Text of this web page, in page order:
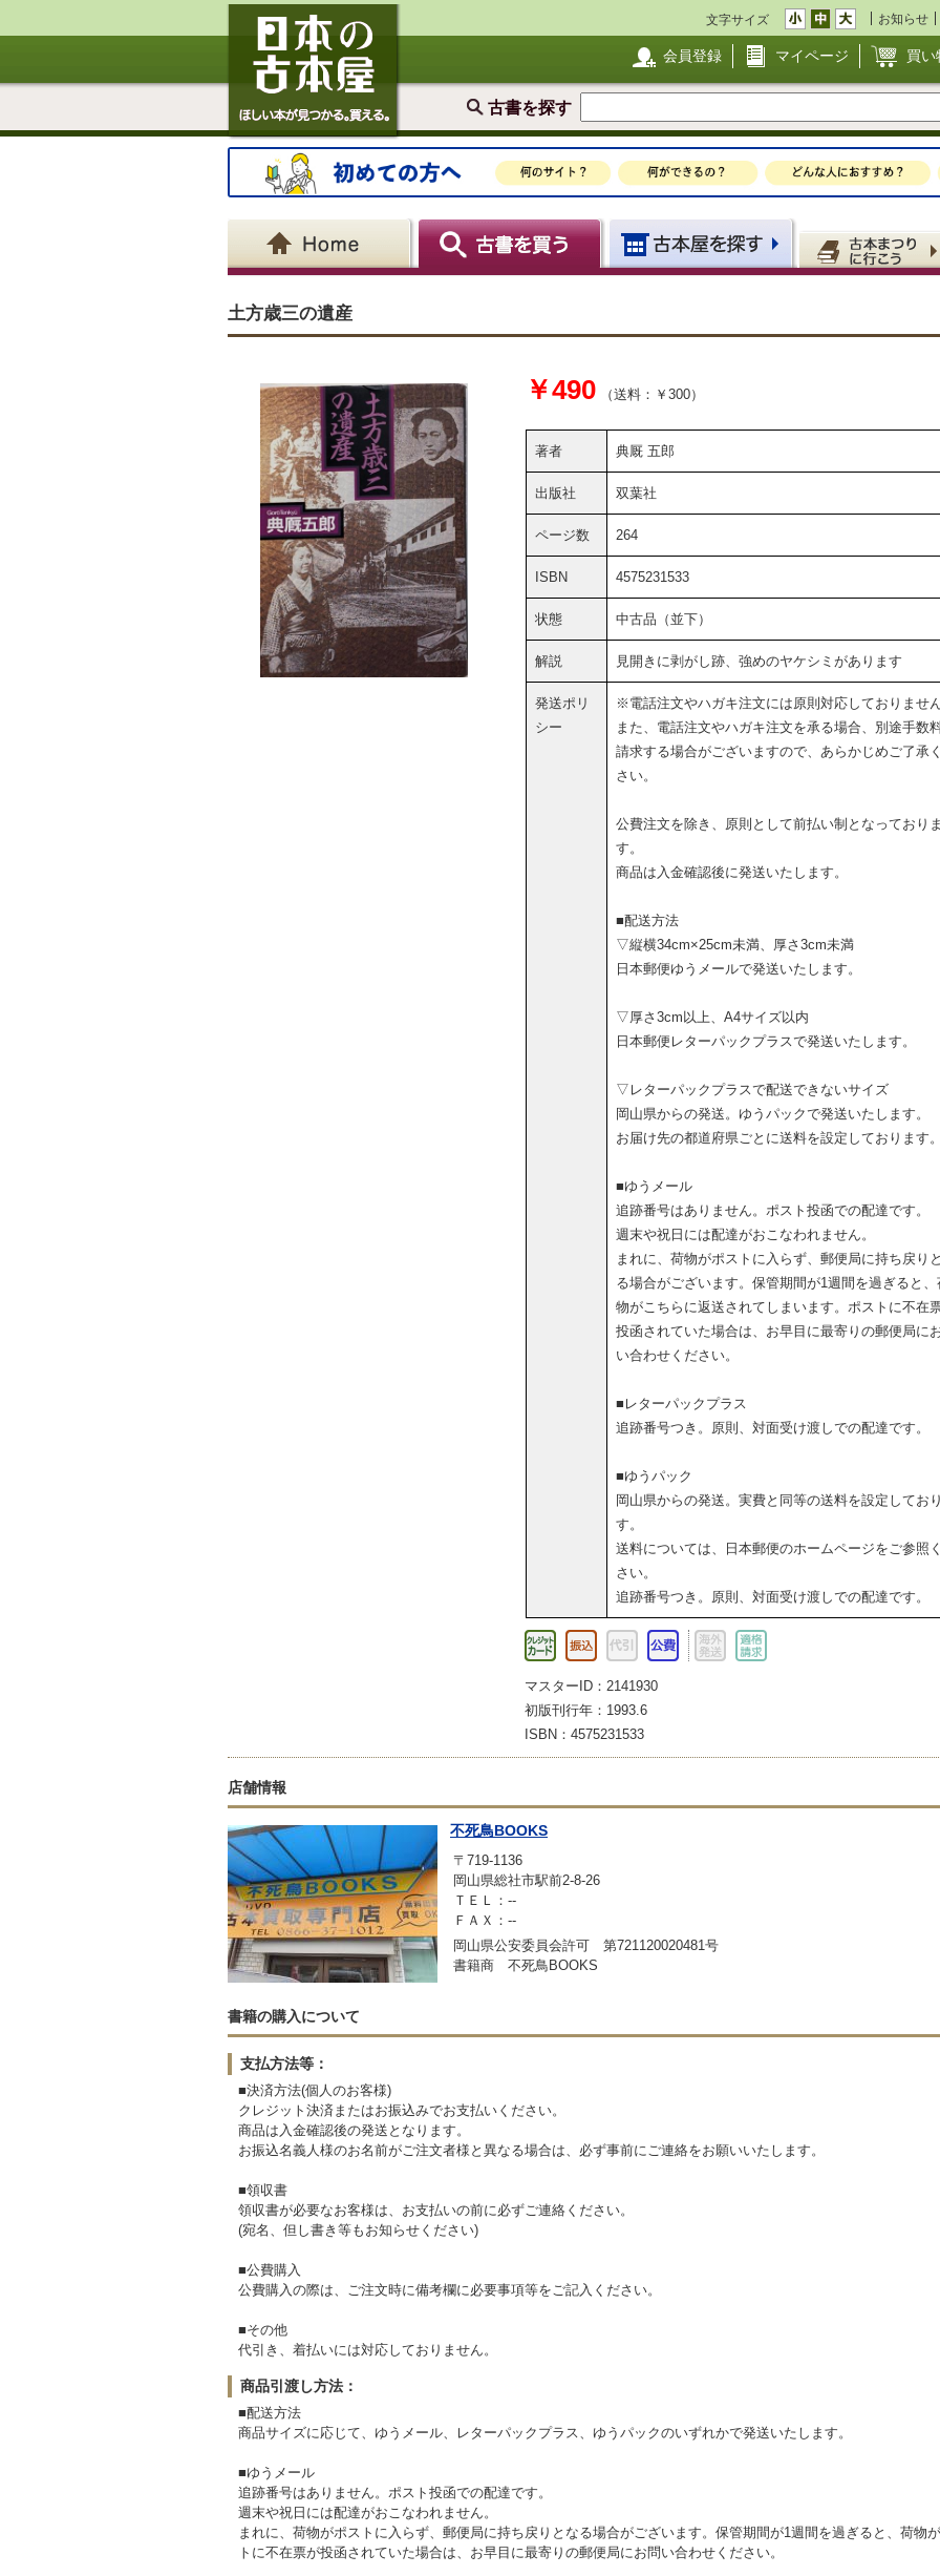
文字サイズ お知らせ
会員登録 マイページ 買い
古書を探す
土方歳三の遺産
￥490 （送料：￥300）
著者 典厩 五郎
出版社 双葉社
ページ数 264
ISBN 4575231533
状態 中古品（並下）
解説 見開きに剥がし跡、強めのヤケシミがあります
発送ポリ
シー
※電話注文やハガキ注文には原則対応しておりません
また、電話注文やハガキ注文を承る場合、別途手数
請求する場合がございますので、あらかじめご了承
さい。
公費注文を除き、原則として前払い制となっておりま
す。
商品は入金確認後に発送いたします。
■配送方法
▽縦横34cm×25cm未満、厚さ3cm未満
日本郵便ゆうメールで発送いたします。
▽厚さ3cm以上、A4サイズ以内
日本郵便レターパックプラスで発送いたします。
▽レターパックプラスで配送できないサイズ
岡山県からの発送。ゆうパックで発送いたします。
お届け先の都道府県ごとに送料を設定しております。
■ゆうメール
追跡番号はありません。ポスト投函での配達です。
週末や祝日には配達がおこなわれません。
まれに、荷物がポストに入らず、郵便局に持ち戻り
る場合がございます。保管期間が1週間を過ぎると、
物がこちらに返送されてしまいます。ポストに不在
投函されていた場合は、お早目に最寄りの郵便局に
い合わせください。
■レターパックプラス
追跡番号つき。原則、対面受け渡しでの配達です。
■ゆうパック
岡山県からの発送。実費と同等の送料を設定してお
す。
送料については、日本郵便のホームページをご参照
さい。
追跡番号つき。原則、対面受け渡しでの配達です。
マスターID：2141930
初版刊行年：1993.6
ISBN：4575231533
店舗情報
不死鳥BOOKS
〒719-1136
岡山県総社市駅前2-8-26
ＴＥＬ：--
ＦＡＸ：--
岡山県公安委員会許可 第721120020481号
書籍商 不死鳥BOOKS
書籍の購入について
支払方法等：
■決済方法(個人のお客様)
クレジット決済またはお振込みでお支払いください。
商品は入金確認後の発送となります。
お振込名義人様のお名前がご注文者様と異なる場合は、必ず事前にご連絡をお願いいたします。
■領収書
領収書が必要なお客様は、お支払いの前に必ずご連絡ください。
(宛名、但し書き等もお知らせください)
■公費購入
公費購入の際は、ご注文時に備考欄に必要事項等をご記入ください。
■その他
代引き、着払いには対応しておりません。
商品引渡し方法：
■配送方法
商品サイズに応じて、ゆうメール、レターパックプラス、ゆうパックのいずれかで発送いたします。
■ゆうメール
追跡番号はありません。ポスト投函での配達です。
週末や祝日には配達がおこなわれません。
まれに、荷物がポストに入らず、郵便局に持ち戻りとなる場合がございます。保管期間が1週間を過ぎると、荷物
トに不在票が投函されていた場合は、お早目に最寄りの郵便局にお問い合わせください。